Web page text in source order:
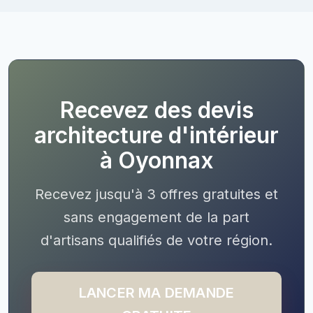
Recevez des devis
architecture d'intérieur
à Oyonnax
Recevez jusqu'à 3 offres gratuites et
sans engagement de la part
d'artisans qualifiés de votre région.
LANCER MA DEMANDE